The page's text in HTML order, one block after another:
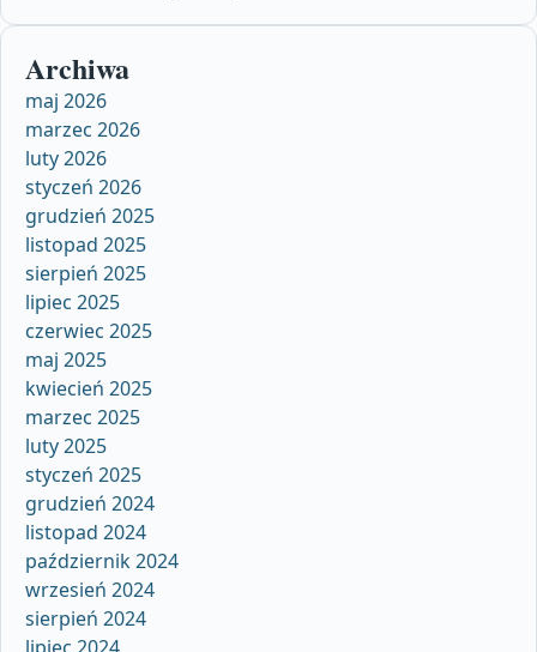
Archiwa
maj 2026
marzec 2026
luty 2026
styczeń 2026
grudzień 2025
listopad 2025
sierpień 2025
lipiec 2025
czerwiec 2025
maj 2025
kwiecień 2025
marzec 2025
luty 2025
styczeń 2025
grudzień 2024
listopad 2024
październik 2024
wrzesień 2024
sierpień 2024